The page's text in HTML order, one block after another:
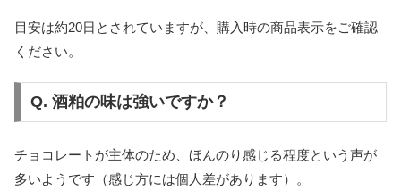
目安は約20日とされていますが、購入時の商品表示をご確認
ください。
Q. 酒粕の味は強いですか？
チョコレートが主体のため、ほんのり感じる程度という声が
多いようです（感じ方には個人差があります）。